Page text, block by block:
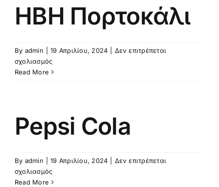
ΗΒΗ Πορτοκάλι
By admin 19 Απριλίου, 2024
Δεν επιτρέπεται
σχολιασμόςστο
ΗΒΗ
Read More
Pepsi Cola
By admin 19 Απριλίου, 2024
Δεν επιτρέπεται
σχολιασμόςστο
Pepsi
Read More